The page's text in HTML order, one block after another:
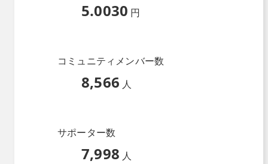
5.0030 円
コミュニティメンバー数
8,566 人
サポーター数
7,998 人